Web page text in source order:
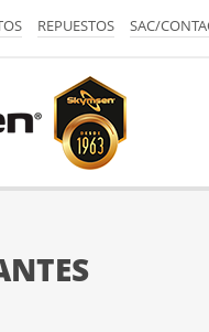
REPUESTOS SAC/